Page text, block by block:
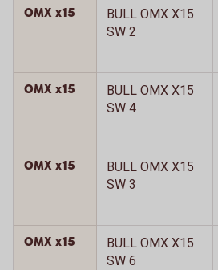
OMX x15
BULL OMX X15
SW 2
OMX x15
BULL OMX X15
SW 4
OMX x15
BULL OMX X15
SW 3
OMX x15
BULL OMX X15
SW 6